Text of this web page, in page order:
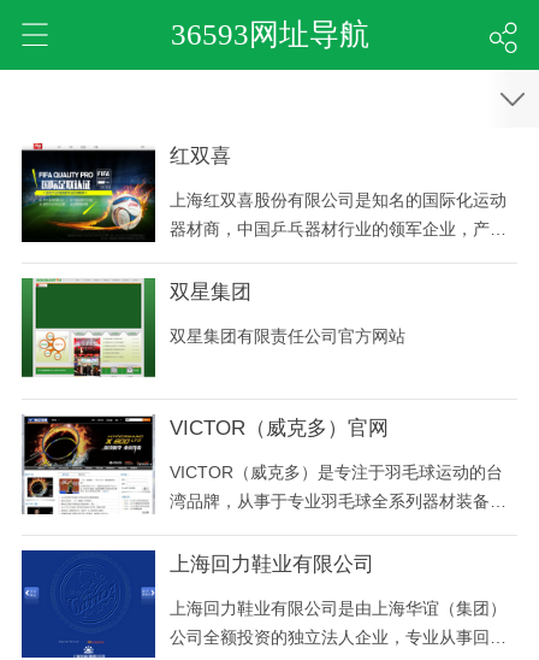
36593网址导航
红双喜
上海红双喜股份有限公司是知名的国际化运动
器材商，中国乒乓器材行业的领军企业，产品
至三大球、运动护具、运动鞋服、小件健身器
创始于1959年，是第一个在世界大赛上（1961
双星集团
双星集团有限责任公司官方网站
VICTOR（威克多）官网
VICTOR（威克多）是专注于羽毛球运动的台
湾品牌，从事于专业羽毛球全系列器材装备的
上海回力鞋业有限公司
上海回力鞋业有限公司是由上海华谊（集团）
公司全额投资的独立法人企业，专业从事回力